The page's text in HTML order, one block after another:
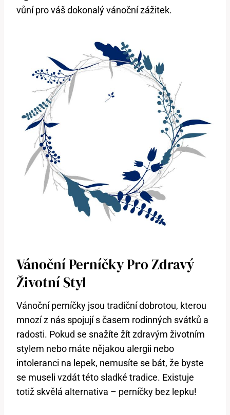
vůní pro váš dokonalý vánoční zážitek.
Vánoční Perníčky Pro Zdravý
Životní Styl
Vánoční perníčky jsou tradiční dobrotou, kterou
mnozí z nás spojují s časem rodinných svátků a
radosti. Pokud se snažíte žít zdravým životním
stylem nebo máte nějakou alergii nebo
intoleranci na lepek, nemusíte se bát, že byste
se museli vzdát této sladké tradice. Existuje
totiž skvělá alternativa – perníčky bez lepku!